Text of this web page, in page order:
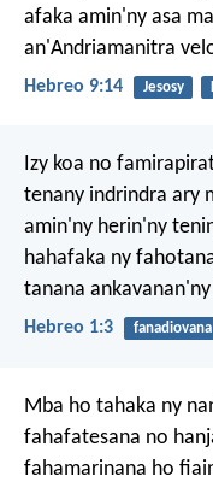
afaka amin'ny asa
an'Andriamanitra
Hebreo 9:14 Jesosy
Izy koa no
tenany indrindra ary
amin'ny herin'ny
hahafaka ny
tanana
Hebreo 1:3 fanadiovana
Mba ho tahaka ny
fahafatesana no
fahamarinana ho